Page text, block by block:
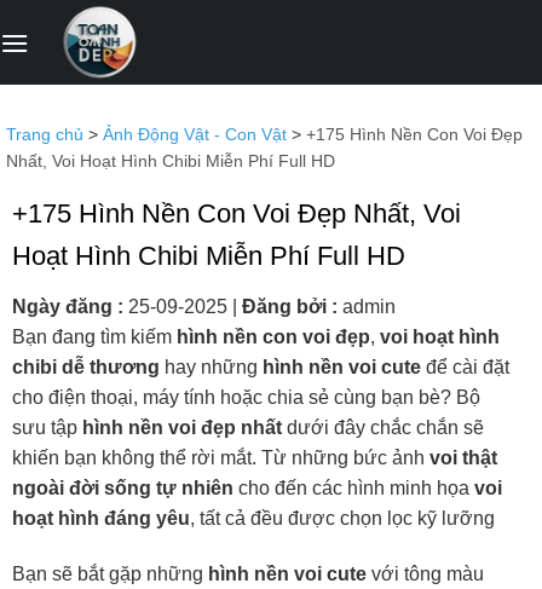
qua
Trang chủ > Ảnh Động Vật - Con Vật > +175 Hình Nền Con Voi Đẹp
Nhất, Voi Hoạt Hình Chibi Miễn Phí Full HD
+175 Hình Nền Con Voi Đẹp Nhất, Voi
Hoạt Hình Chibi Miễn Phí Full HD
Ngày đăng : 25-09-2025 Đăng bởi : admin
Bạn đang tìm kiếm hình nền con voi đẹp, voi hoạt hình
chibi dễ thương hay những hình nền voi cute để cài đặt
cho điện thoại, máy tính hoặc chia sẻ cùng bạn bè? Bộ
sưu tập hình nền voi đẹp nhất dưới đây chắc chắn sẽ
khiến bạn không thể rời mắt. Từ những bức ảnh voi thật
ngoài đời sống tự nhiên cho đến các hình minh họa voi
hoạt hình đáng yêu, tất cả đều được chọn lọc kỹ lưỡng
Bạn sẽ bắt gặp những hình nền voi cute với tông màu